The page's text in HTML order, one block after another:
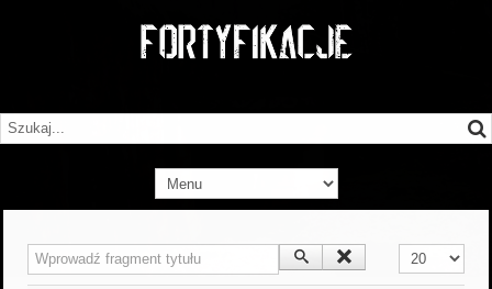
Wprowadź fragment tytułu Pokaż #